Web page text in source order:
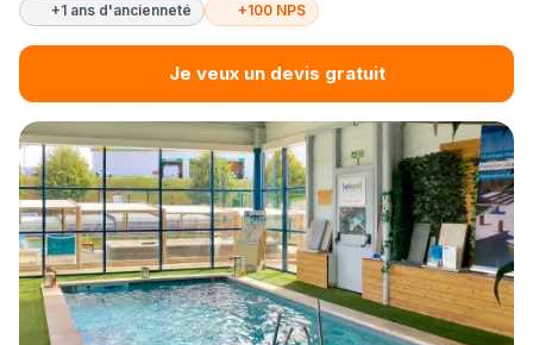
+1 ans d'ancienneté +100 NPS
Je veux un devis gratuit